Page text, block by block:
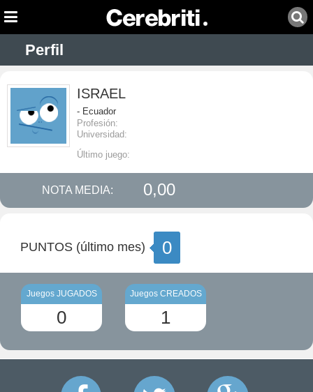
Perfil
ISRAEL
- Ecuador
Profesión:
Universidad:
Último juego:
NOTA MEDIA: 0,00
PUNTOS (último mes) 0
Juegos JUGADOS
0
Juegos CREADOS
1